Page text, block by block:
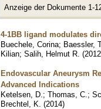
Anzeige der Dokumente 1-
4-1BB ligand modulates
Buechele, Corina; Baessler,
Kilian; Salih, Helmut R. (2012
Endovascular Aneurysm
Advanced Indications
Ketelsen, D. ; Thomas, C. ;
Brechtel, K. (2014)